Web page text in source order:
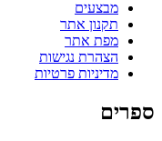
מבצעים
תקנון אתר
מפת אתר
הצהרת נגישות
מדיניות פרטיות
ספרים